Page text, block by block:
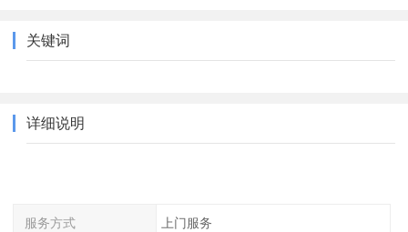
关键词
详细说明
服务方式 上门服务